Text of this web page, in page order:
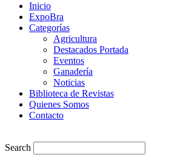
Inicio
ExpoBra
Categorías
Agricultura
Destacados Portada
Eventos
Ganadería
Noticias
Biblioteca de Revistas
Quienes Somos
Contacto
Search